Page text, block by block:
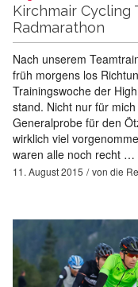
Kirchmair Cycling
Radmarathon
Nach unserem
früh morgens los
Trainingswoche der
stand. Nicht nur für
Generalprobe für den
wirklich viel
waren alle noch recht …
11. August 2015 von die